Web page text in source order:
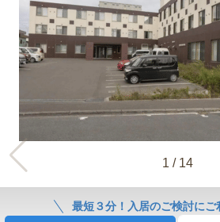
1 / 14
最短３分！入居のご検討にご